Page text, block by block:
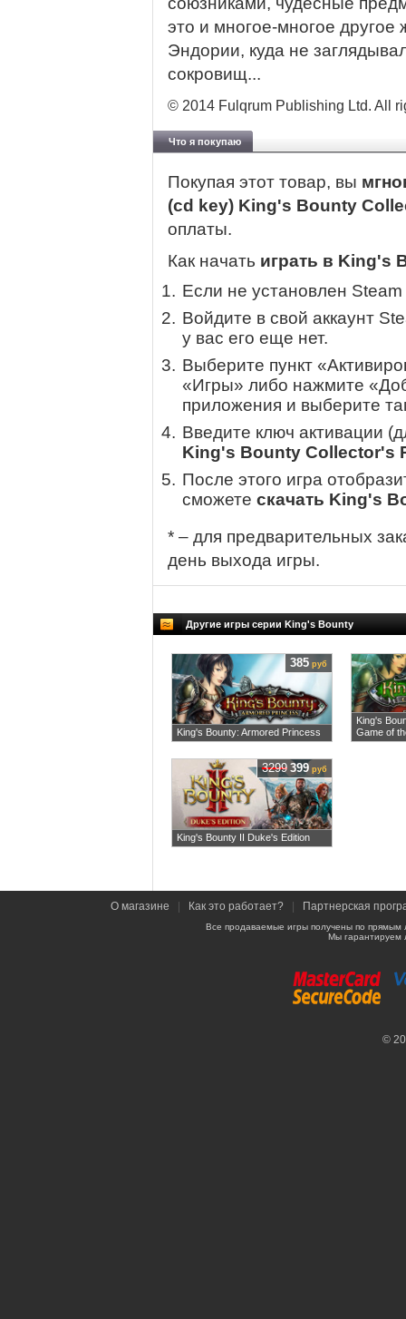
это и многое-многое другое
Эндории, куда не
сокровищ...
© 2014 Fulqrum Publishing Ltd. All
Что я покупаю
Покупая этот товар, вы
(cd key) King's Bounty
оплаты.
Как начать играть в King's
Если не установлен
Войдите в свой аккаунт
у вас его еще нет.
Выберите пункт
«Игры» либо нажмите
приложения и выберите
Введите ключ активации
King's Bounty Collector's
После этого игра
сможете скачать King's
* – для предварительных
день выхода игры.
Другие игры серии King's Bounty
King's Bounty: Armored Princess
385 руб
King's
Game of
King's Bounty II Duke's Edition
3299 399 руб
О магазине Как это работает? Партнерская
Все продаваемые игры получены по
Мы гарантируем
©